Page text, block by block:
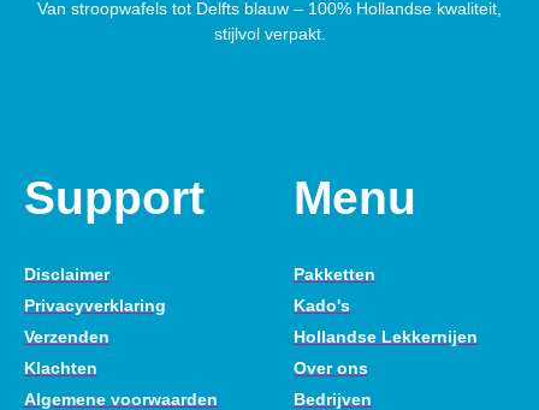
Van stroopwafels tot Delfts blauw – 100% Hollandse kwaliteit,
stijlvol verpakt.
Support
Disclaimer
Privacyverklaring
Verzenden
Klachten
Algemene voorwaarden
Menu
Pakketten
Kado's
Hollandse Lekkernijen
Over ons
Bedrijven